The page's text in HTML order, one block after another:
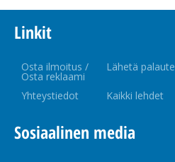
Linkit
Osta ilmoitus /
Osta reklaami
Lähetä palaute
Yhteystiedot Kaikki lehdet
Sosiaalinen media